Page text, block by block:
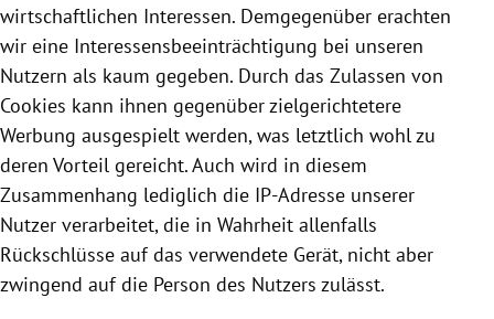
wirtschaftlichen Interessen. Demgegenüber erachten
wir eine Interessensbeeinträchtigung bei unseren
Nutzern als kaum gegeben. Durch das Zulassen von
Cookies kann ihnen gegenüber zielgerichtetere
Werbung ausgespielt werden, was letztlich wohl zu
deren Vorteil gereicht. Auch wird in diesem
Zusammenhang lediglich die IP-Adresse unserer
Nutzer verarbeitet, die in Wahrheit allenfalls
Rückschlüsse auf das verwendete Gerät, nicht aber
zwingend auf die Person des Nutzers zulässt.